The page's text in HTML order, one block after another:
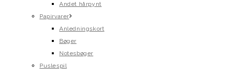
Andet hårpynt
Papirvarer
Anledningskort
Bøger
Notesbøger
Puslespil